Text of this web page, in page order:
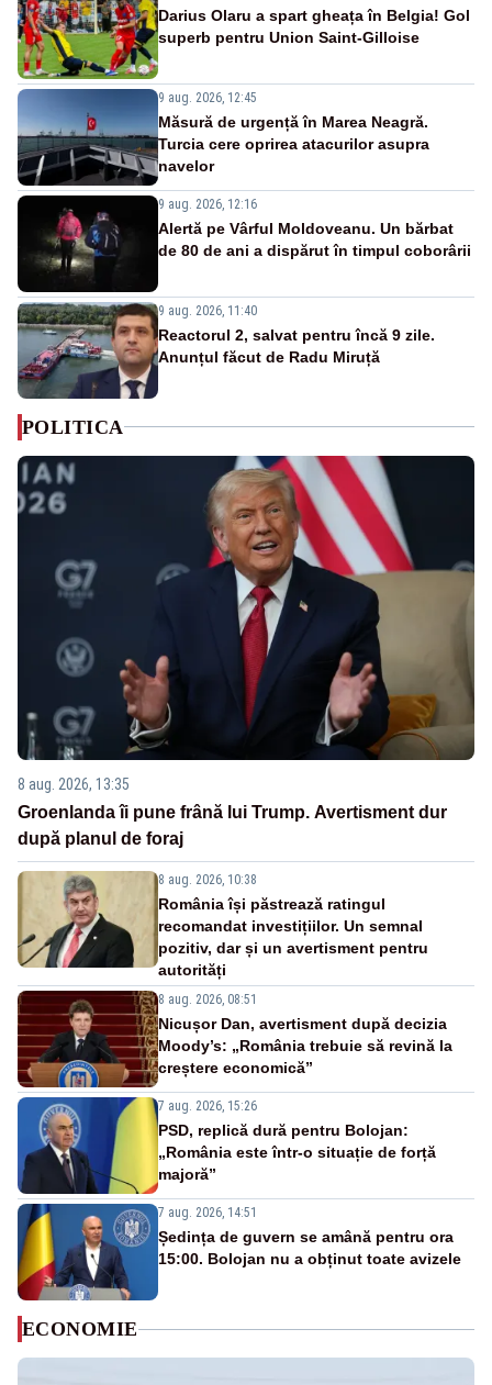
Darius Olaru a spart gheața în Belgia! Gol
superb pentru Union Saint-Gilloise
9 aug. 2026, 12:45
Măsură de urgență în Marea Neagră.
Turcia cere oprirea atacurilor asupra
navelor
9 aug. 2026, 12:16
Alertă pe Vârful Moldoveanu. Un bărbat
de 80 de ani a dispărut în timpul coborârii
9 aug. 2026, 11:40
Reactorul 2, salvat pentru încă 9 zile.
Anunțul făcut de Radu Miruță
POLITICA
8 aug. 2026, 13:35
Groenlanda îi pune frână lui Trump. Avertisment dur
după planul de foraj
8 aug. 2026, 10:38
România își păstrează ratingul
recomandat investițiilor. Un semnal
pozitiv, dar și un avertisment pentru
autorități
8 aug. 2026, 08:51
Nicușor Dan, avertisment după decizia
Moody’s: „România trebuie să revină la
creștere economică”
7 aug. 2026, 15:26
PSD, replică dură pentru Bolojan:
„România este într-o situație de forță
majoră”
7 aug. 2026, 14:51
Ședința de guvern se amână pentru ora
15:00. Bolojan nu a obținut toate avizele
ECONOMIE